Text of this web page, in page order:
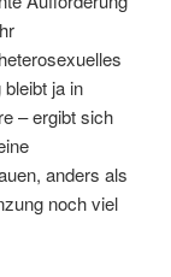
ja in
– ergibt sich
anders als
noch viel